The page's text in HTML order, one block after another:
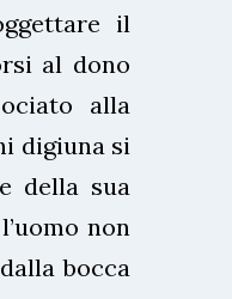
il
al dono
alla
digiuna si
della sua
non
bocca